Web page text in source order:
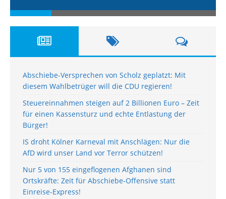
Abschiebe-Versprechen von Scholz geplatzt: Mit
diesem Wahlbetrüger will die CDU regieren!
Steuereinnahmen steigen auf 2 Billionen Euro – Zeit
für einen Kassensturz und echte Entlastung der
Bürger!
IS droht Kölner Karneval mit Anschlägen: Nur die
AfD wird unser Land vor Terror schützen!
Nur 5 von 155 eingeflogenen Afghanen sind
Ortskräfte: Zeit für Abschiebe-Offensive statt
Einreise-Express!